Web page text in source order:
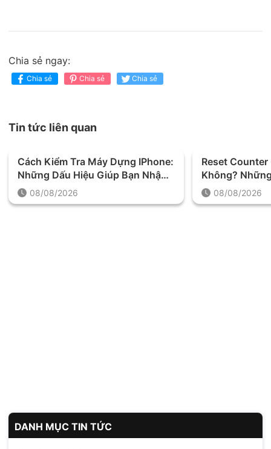
Chia sẻ ngay:
Chia sẻ Chia sẻ Chia sẻ
Tin tức liên quan
Cách Kiểm Tra Máy Dựng IPhone:
Những Dấu Hiệu Giúp Bạn Nhận
Biết Chính Xác
08/08/2026
Reset
Không?
Trước Khi
08/08/2026
DANH MỤC TIN TỨC